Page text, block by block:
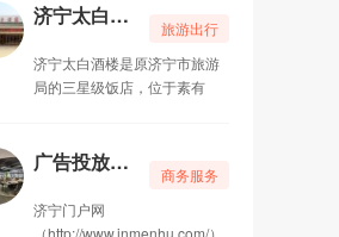
旅游出行
济宁太白酒楼 旅游局三星级饭店
济宁太白酒楼是原济宁市旅游
局的三星级饭店，位于素有
商务服务
广告投放，找济宁门户网
济宁门户网
（http://www.jnmenhu.com/）